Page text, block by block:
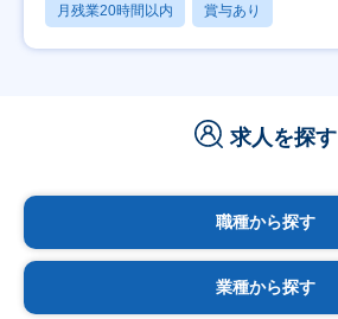
月残業20時間以内 賞与あり
求人を探す
職種から探す
業種から探す